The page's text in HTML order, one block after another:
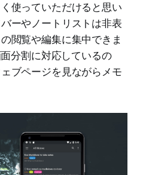
使っていただけると思い
ーやノートリストは非表
閲覧や編集に集中できま
分割に対応しているの
ブページを見ながらメモ